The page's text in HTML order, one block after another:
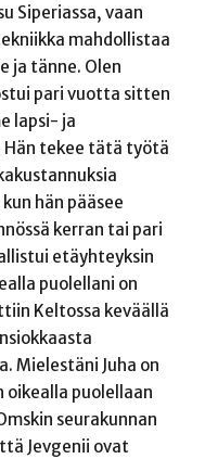
Siperiassa, vaan
mahdollistaa
ja tänne. Olen
pari vuotta sitten
lapsi- ja
Hän tekee tätä työtä
hän pääsee
kerran tai pari
etäyhteyksin
puolellani on
Keltossa keväällä
Mielestäni Juha on
oikealla puolellaan
seurakunnan
Jevgenii ovat